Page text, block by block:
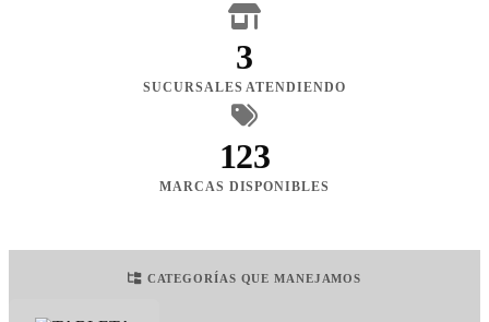
3
SUCURSALES ATENDIENDO
123
MARCAS DISPONIBLES
CATEGORÍAS QUE MANEJAMOS